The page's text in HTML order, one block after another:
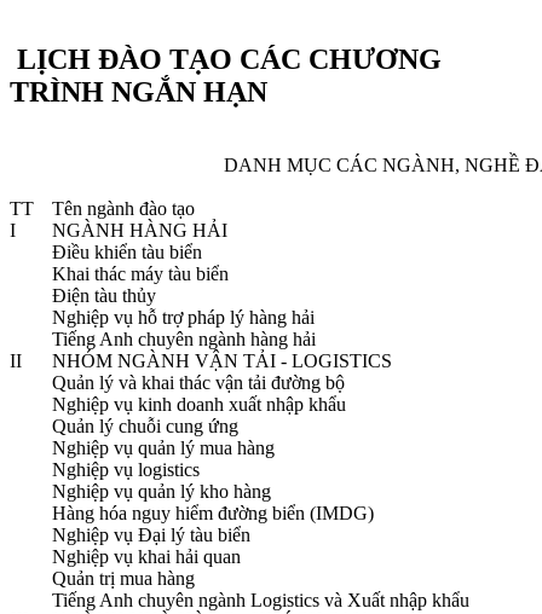
LỊCH ĐÀO TẠO CÁC CHƯƠNG
TRÌNH NGẮN HẠN
DANH MỤC CÁC NGÀNH, NGHỀ
TT
Tên ngành đào tạo
I
NGÀNH HÀNG HẢI
Điều khiển tàu biển
Khai thác máy tàu biển
Điện tàu thủy
Nghiệp vụ hỗ trợ pháp lý hàng hải
Tiếng Anh chuyên ngành hàng hải
II
NHÓM NGÀNH VẬN TẢI - LOGISTICS
Quản lý và khai thác vận tải đường bộ
Nghiệp vụ kinh doanh xuất nhập khẩu
Quản lý chuỗi cung ứng
Nghiệp vụ quản lý mua hàng
Nghiệp vụ logistics
Nghiệp vụ quản lý kho hàng
Hàng hóa nguy hiểm đường biển (IMDG)
Nghiệp vụ Đại lý tàu biển
Nghiệp vụ khai hải quan
Quản trị mua hàng
Tiếng Anh chuyên ngành Logistics và Xuất nhập khẩu